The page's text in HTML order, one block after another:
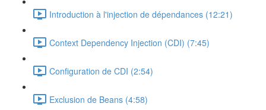
Introduction à l'injection de dépendances (12:21)
Context Dependency Injection (CDI) (7:45)
Configuration de CDI (2:54)
Exclusion de Beans (4:58)